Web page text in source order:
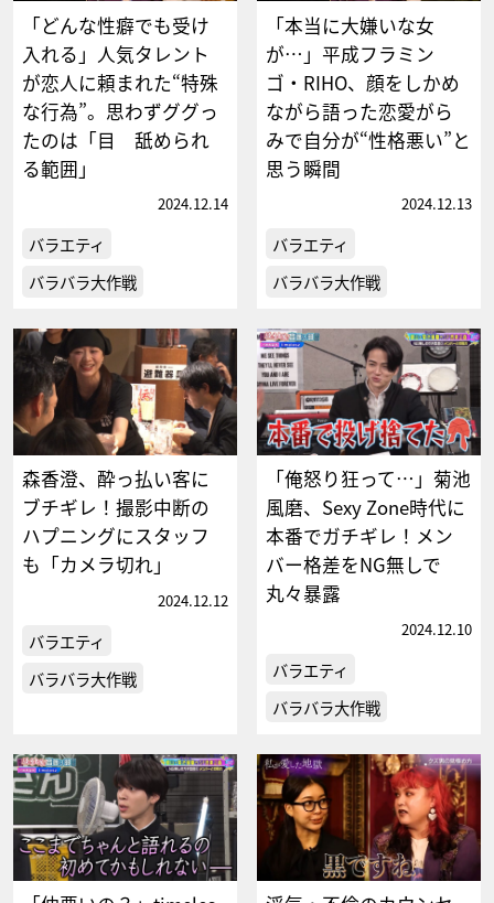
「どんな性癖でも受け
入れる」人気タレント
が恋人に頼まれた“特殊
な行為”。思わずググっ
たのは「目 舐められ
る範囲」
2024.12.14
バラエティ
バラバラ大作戦
「本当に大嫌いな女
が…」平成フラミン
ゴ・RIHO、顔をしかめ
ながら語った恋愛がら
みで自分が“性格悪い”と
思う瞬間
2024.12.13
バラエティ
バラバラ大作戦
森香澄、酔っ払い客に
ブチギレ！撮影中断の
ハプニングにスタッフ
も「カメラ切れ」
2024.12.12
バラエティ
バラバラ大作戦
「俺怒り狂って…」菊池
風磨、Sexy Zone時代に
本番でガチギレ！メン
バー格差をNG無しで
丸々暴露
2024.12.10
バラエティ
バラバラ大作戦